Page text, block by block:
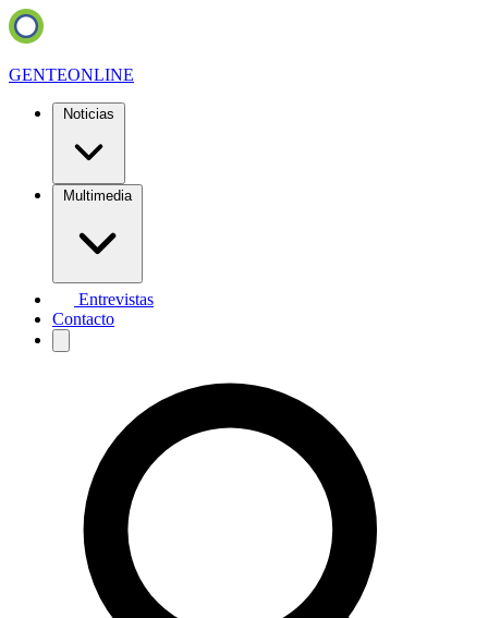
GENTEONLINE
Noticias
Multimedia
Entrevistas
Contacto